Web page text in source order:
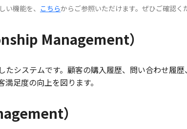
機能を、 こちらからご参照いただけます。ぜひご確認く
Management）
システムです。顧客の購入履歴、問い合わせ履
足度の向上を図ります。
）